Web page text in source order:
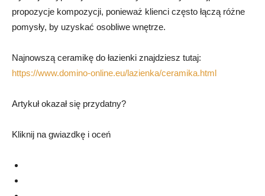
propozycje kompozycji, ponieważ klienci często łączą różne
pomysły, by uzyskać osobliwe wnętrze.
Najnowszą ceramikę do łazienki znajdziesz tutaj:
https://www.domino-online.eu/lazienka/ceramika.html
Artykuł okazał się przydatny?
Kliknij na gwiazdkę i oceń